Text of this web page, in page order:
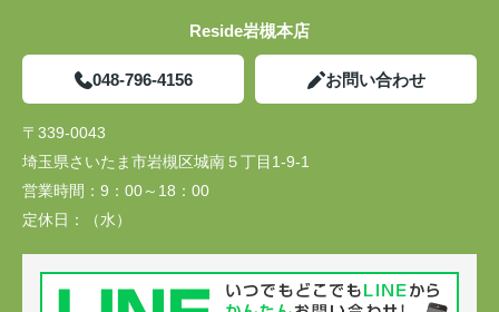
Reside岩槻本店
048-796-4156 お問い合わせ
〒339-0043
埼玉県さいたま市岩槻区城南５丁目1-9-1
営業時間： 9：00～18：00
定休日：
（水）